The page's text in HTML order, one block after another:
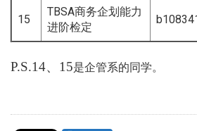
15
TBSA商务企划能力
进阶检定
P.S.14、15是企管系的同学。